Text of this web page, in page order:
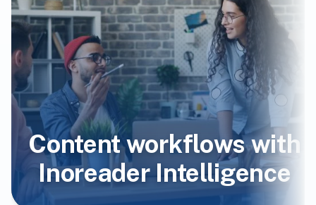
Content workflows with
Inoreader Intelligence